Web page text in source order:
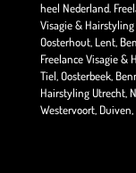
heel Nederland.
Visagie &
Oosterhout, Lent,
Freelance Visagie &
Tiel, Oosterbeek,
Hairstyling Utrecht,
Westervoort,